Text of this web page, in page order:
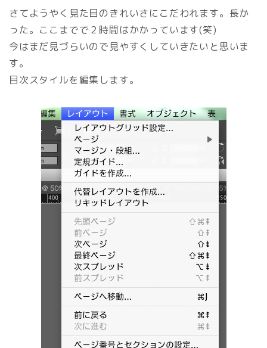
さてようやく見た目のきれいさにこだわれます。長か
った。ここまでで２時間はかかっています(笑)
今はまだ見づらいので見やすくしていきたいと思いま
す。
目次スタイルを編集します。